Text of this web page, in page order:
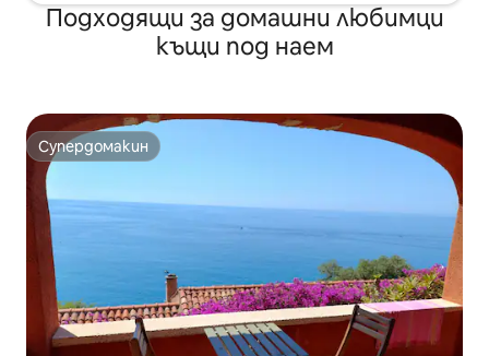
Подходящи за домашни любимци
къщи под наем
Супердомакин
Супердомакин